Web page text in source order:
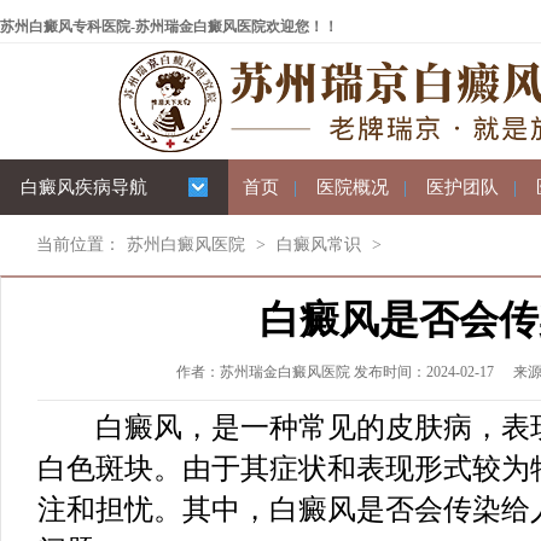
苏州白癜风专科医院-苏州瑞金白癜风医院欢迎您！！
白癜风疾病导航 首页 | 医院概况 | 医护团队 |
当前位置： 苏州白癜风医院 > 白癜风常识 >
白癜风是否会
作者：苏州瑞金白癜风医院 发布时间：2024-02-17 来
白癜风，是一种常见的皮肤病，表
白色斑块。由于其症状和表现形式较
注和担忧。其中，白癜风是否会传染